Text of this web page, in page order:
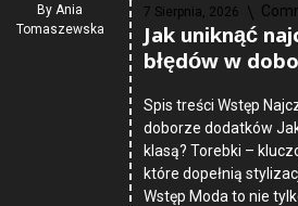
By Ania
Tomaszewska
7 Sierpnia, 2026
Jak uniknąć
błędów w
Spis treści Wstęp
doborze dodatków
klasą? Torebki –
które dopełnią
Wstęp Moda to nie